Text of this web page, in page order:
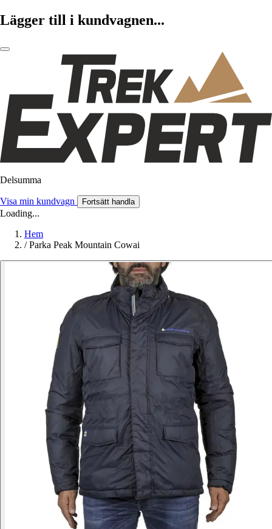
Lägger till i kundvagnen...
Delsumma
Visa min kundvagn Fortsätt handla
Loading...
Hem
/ Parka Peak Mountain Cowai